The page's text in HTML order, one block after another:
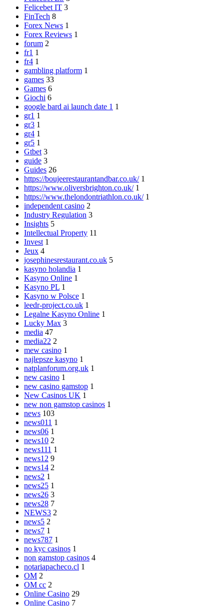
Felicebet IT 3
FinTech 8
Forex News 1
Forex Reviews 1
forum 2
fr1 1
fr4 1
gambling platform 1
games 33
Games 6
Giochi 6
google bard ai launch date 1 1
gr1 1
gr3 1
gr4 1
gr5 1
Gtbet 3
guide 3
Guides 26
https://boujeerestaurantandbar.co.uk/ 1
https://www.oliversbrighton.co.uk/ 1
https://www.thelondontriathlon.co.uk/ 1
independent casino 2
Industry Regulation 3
Insights 5
Intellectual Property 11
Invest 1
Jeux 4
josephinesrestaurant.co.uk 5
kasyno holandia 1
Kasyno Online 1
Kasyno PL 1
Kasyno w Polsce 1
leedr-project.co.uk 1
Legalne Kasyno Online 1
Lucky Max 3
media 47
media22 2
mew casino 1
najlepsze kasyno 1
natplanforum.org.uk 1
new casino 1
new casino gamstop 1
New Casinos UK 1
new non gamstop casinos 1
news 103
news011 1
news06 1
news10 2
news111 1
news12 9
news14 2
news2 1
news25 1
news26 3
news28 7
NEWS3 2
news5 2
news7 1
news787 1
no kyc casinos 1
non gamstop casinos 4
notariapacheco.cl 1
OM 2
OM cc 2
Online Casino 29
Online Casino 7